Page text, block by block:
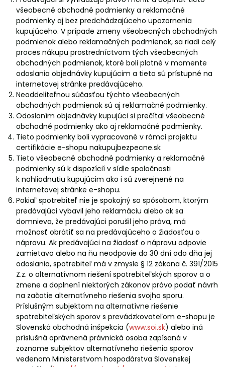
všeobecné obchodné podmienky a reklamačné
podmienky aj bez predchádzajúceho upozornenia
kupujúceho. V prípade zmeny všeobecných obchodných
podmienok alebo reklamačných podmienok, sa riadi celý
proces nákupu prostredníctvom tých všeobecných
obchodných podmienok, ktoré boli platné v momente
odoslania objednávky kupujúcim a tieto sú prístupné na
internetovej stránke predávajúceho.
Neoddeliteľnou súčasťou týchto všeobecných
obchodných podmienok sú aj reklamačné podmienky.
Odoslaním objednávky kupujúci si prečítal všeobecné
obchodné podmienky ako aj reklamačné podmienky.
Tieto podmienky boli vypracované v rámci projektu
certifikácie e-shopu nakupujbezpecne.sk
Tieto všeobecné obchodné podmienky a reklamačné
podmienky sú k dispozícií v sídle spoločnosti
k nahliadnutiu kupujúcim ako i sú zverejnené na
internetovej stránke e-shopu.
Pokiaľ spotrebiteľ nie je spokojný so spôsobom, ktorým
predávajúci vybavil jeho reklamáciu alebo ak sa
domnieva, že predávajúci porušil jeho práva, má
možnosť obrátiť sa na predávajúceho o žiadosťou o
nápravu. Ak predávajúci na žiadosť o nápravu odpovie
zamietavo alebo na ňu neodpovie do 30 dní odo dňa jej
odoslania, spotrebiteľ má v zmysle § 12 zákona č. 391/2015
Z.z. o alternatívnom riešení spotrebiteľských sporov a o
zmene a doplnení niektorých zákonov právo podať návrh
na začatie alternatívneho riešenia svojho sporu.
Príslušným subjektom na alternatívne riešenie
spotrebiteľských sporov s prevádzkovateľom e-shopu je
Slovenská obchodná inšpekcia (www.soi.sk) alebo iná
príslušná oprávnená právnická osoba zapísaná v
zozname subjektov alternatívneho riešenia sporov
vedenom Ministerstvom hospodárstva Slovenskej